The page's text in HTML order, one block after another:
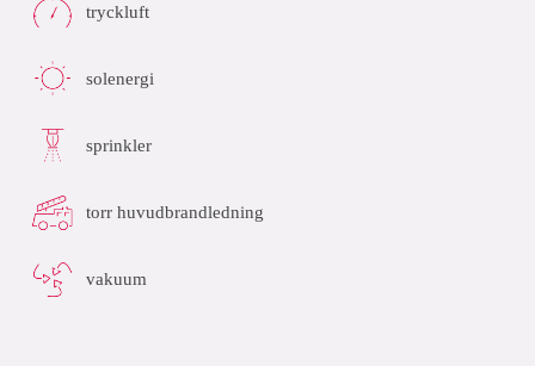
tryckluft
solenergi
sprinkler
torr huvudbrandledning
vakuum